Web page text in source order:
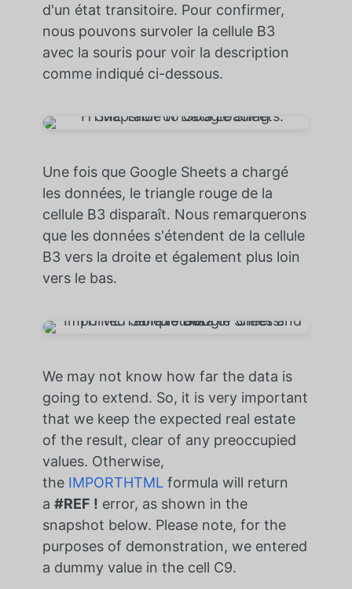
d'un état transitoire. Pour confirmer,
nous pouvons survoler la cellule B3
avec la souris pour voir la description
comme indiqué ci-dessous.
Une fois que Google Sheets a chargé
les données, le triangle rouge de la
cellule B3 disparaît. Nous remarquerons
que les données s'étendent de la cellule
B3 vers la droite et également plus loin
vers le bas.
We may not know how far the data is
going to extend. So, it is very important
that we keep the expected real estate
of the result, clear of any preoccupied
values. Otherwise,
the IMPORTHTML formula will return
a #REF ! error, as shown in the
snapshot below. Please note, for the
purposes of demonstration, we entered
a dummy value in the cell C9.